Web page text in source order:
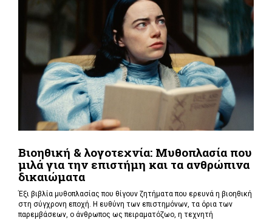
Βιοηθική & λογοτεχνία: Μυθοπλασία που
μιλά για την επιστήμη και τα ανθρώπινα
δικαιώματα
Έξι βιβλία μυθοπλασίας που θίγουν ζητήματα που ερευνά η βιοηθική
στη σύγχρονη εποχή. Η ευθύνη των επιστημόνων, τα όρια των
παρεμβάσεων, ο άνθρωπος ως πειραματόζωο, η τεχνητή